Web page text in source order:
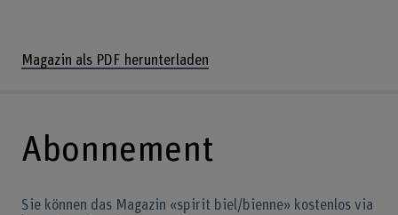
Magazin als PDF herunterladen
Abonnement
Sie können das Magazin «spirit biel/bienne» kostenlos via